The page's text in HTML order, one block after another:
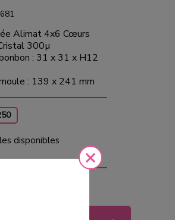
Alimat 4x6 Cœurs
300µ
: 31 x 31 x H12
: 139 x 241 mm
disponibles